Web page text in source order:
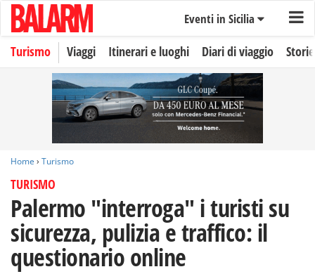
Eventi in Sicilia
Turismo Viaggi Itinerari e luoghi Diari di viaggio Storie
Home › Turismo
TURISMO
Palermo "interroga" i turisti su
sicurezza, pulizia e traffico: il
questionario online